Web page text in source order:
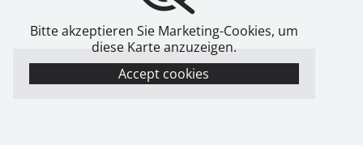
Bitte akzeptieren Sie Marketing-Cookies, um
diese Karte anzuzeigen.
Accept cookies